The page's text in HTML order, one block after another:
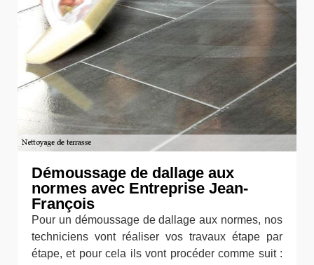
Démoussage de dallage aux
normes avec Entreprise Jean-
François
Pour un démoussage de dallage aux normes, nos
techniciens vont réaliser vos travaux étape par
étape, et pour cela ils vont procéder comme suit :